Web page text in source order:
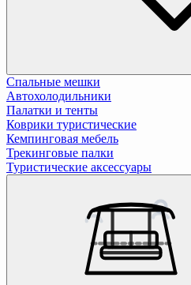
Спальные мешки
Автохолодильники
Палатки и тенты
Коврики туристические
Кемпинговая мебель
Трекинговые палки
Туристические аксессуары